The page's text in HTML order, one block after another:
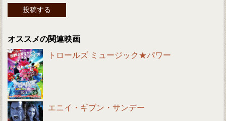
オススメの関連映画
トロールズ ミュージック★パワー
エニイ・ギブン・サンデー